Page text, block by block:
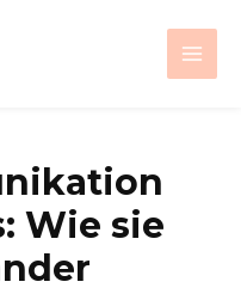
Main
Wie sie